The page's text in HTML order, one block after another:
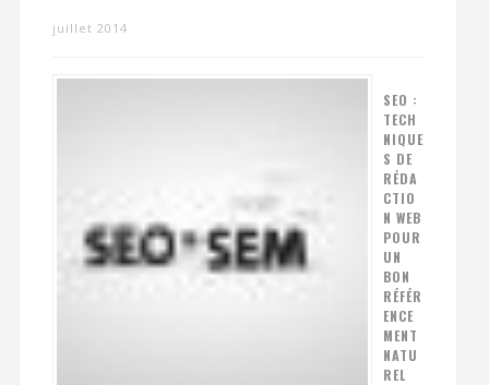
juillet 2014
SEO :
TECH
NIQUE
S DE
RÉDA
CTIO
N WEB
POUR
UN
BON
RÉFÉR
ENCE
MENT
NATU
REL